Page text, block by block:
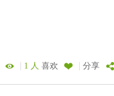
| 1 人 喜欢 | 分享